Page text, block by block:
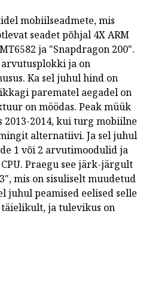
mobiilseadmete, mis
seadet põhjal 4X ARM
ja "Snapdragon 200".
ja on
Ka sel juhul hind on
parematel aegadel on
on möödas. Peak müük
2013-2014, kui turg mobiilne
alternatiivi. Ja sel juhul
1 või 2 arvutimoodulid ja
Praegu see järk-järgult
mis on sisuliselt muudetud
juhul peamised eelised selle
ja tulevikus on